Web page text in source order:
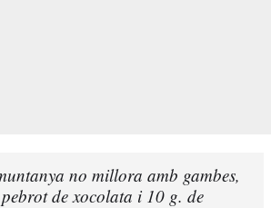
no millora amb gambes,
de xocolata i 10 g. de